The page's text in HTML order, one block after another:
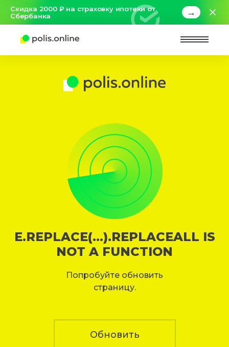
Скидка 2000 ₽ на страховку ипотеки от
Сбербанка
→
E.REPLACE(...).REPLACEALL IS
NOT A FUNCTION
Попробуйте обновить
страницу.
Обновить